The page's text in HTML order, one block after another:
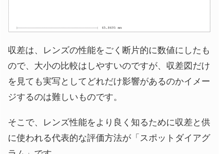
収差は、レンズの性能をごく断片的に数値にしたも
ので、大小の比較はしやすいのですが、収差図だけ
を見ても実写としてどれだけ影響があるのかイメー
ジするのは難しいものです。
そこで、レンズ性能をより良く知るために収差と供
に使われる代表的な評価方法が「スポットダイアグ